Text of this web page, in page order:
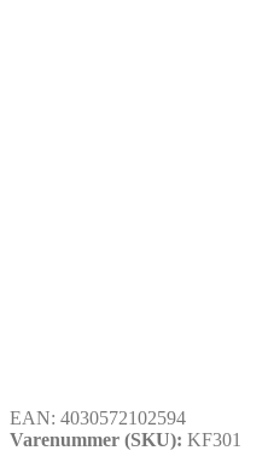
EAN: 4030572102594
Varenummer (SKU): KF301